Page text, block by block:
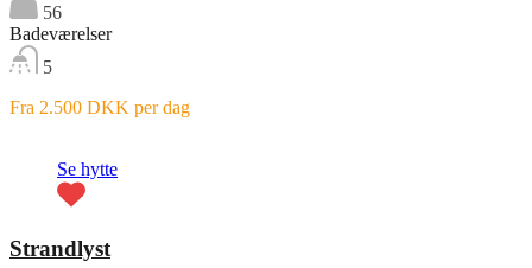
56
Badeværelser
5
Fra 2.500 DKK per dag
Se hytte
Strandlyst